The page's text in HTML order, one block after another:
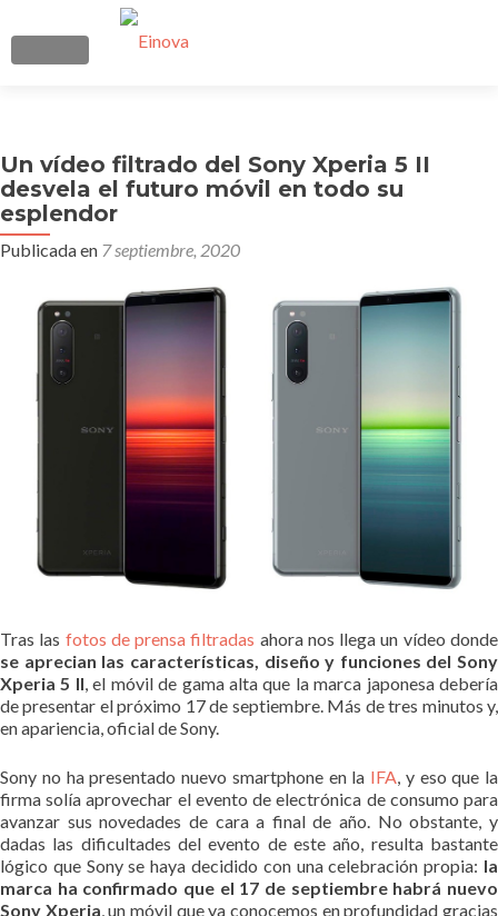
CAMBIAR NAVEGACIÓN
Quienes somos
Telecomunicaciones
Contacto
Un vídeo filtrado del Sony Xperia 5 II
desvela el futuro móvil en todo su
esplendor
Publicada en 7 septiembre, 2020
Tras las fotos de prensa filtradas ahora nos llega un vídeo donde
se aprecian las características, diseño y funciones del Sony
Xperia 5 II, el móvil de gama alta que la marca japonesa debería
de presentar el próximo 17 de septiembre. Más de tres minutos y,
en apariencia, oficial de Sony.
Sony no ha presentado nuevo smartphone en la IFA, y eso que la
firma solía aprovechar el evento de electrónica de consumo para
avanzar sus novedades de cara a final de año. No obstante, y
dadas las dificultades del evento de este año, resulta bastante
lógico que Sony se haya decidido con una celebración propia: la
marca ha confirmado que el 17 de septiembre habrá nuevo
Sony Xperia, un móvil que ya conocemos en profundidad gracias